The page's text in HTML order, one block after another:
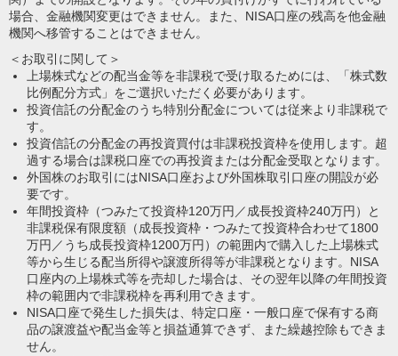
場合、金融機関変更はできません。また、NISA口座の残高を他金融
機関へ移管することはできません。
＜お取引に関して＞
上場株式などの配当金等を非課税で受け取るためには、「株式数
比例配分方式」をご選択いただく必要があります。
投資信託の分配金のうち特別分配金については従来より非課税で
す。
投資信託の分配金の再投資買付は非課税投資枠を使用します。超
過する場合は課税口座での再投資または分配金受取となります。
外国株のお取引にはNISA口座および外国株取引口座の開設が必
要です。
年間投資枠（つみたて投資枠120万円／成長投資枠240万円）と
非課税保有限度額（成長投資枠・つみたて投資枠合わせて1800
万円／うち成長投資枠1200万円）の範囲内で購入した上場株式
等から生じる配当所得や譲渡所得等が非課税となります。NISA
口座内の上場株式等を売却した場合は、その翌年以降の年間投資
枠の範囲内で非課税枠を再利用できます。
NISA口座で発生した損失は、特定口座・一般口座で保有する商
品の譲渡益や配当金等と損益通算できず、また繰越控除もできま
せん。